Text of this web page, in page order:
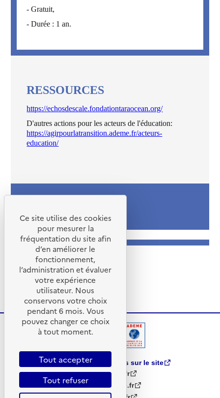
- Gratuit,
- Durée : 1 an.
RESSOURCES
https://echosdescale.fondationtaraocean.org/
D'autres actions pour les acteurs de l'éducation:
https://agirpourlatransition.ademe.fr/acteurs-
education/
Partager vos remarques sur le site
www.ademe.fr
librairie.ademe.fr
Ce site utilise des cookies
pour mesurer la
fréquentation du site afin
d’en améliorer le
fonctionnement,
l’administration et évaluer
votre expérience
utilisateur. Nous
conservons votre choix
pendant 6 mois. Vous
pouvez changer ce choix
à tout moment.
Tout accepter
Tout refuser